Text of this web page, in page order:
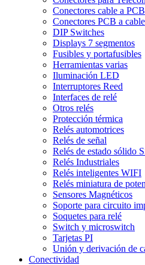
Conectores cable a PCB
Conectores PCB a cable
DIP Switches
Displays 7 segmentos
Fusibles y portafusibles
Herramientas varias
Iluminación LED
Interruptores Reed
Interfaces de relé
Otros relés
Protección térmica
Relés automotrices
Relés de señal
Relés de estado sólido
Relés Industriales
Relés inteligentes WIFI
Relés miniatura de
Sensores Magnéticos
Soporte para circuito
Soquetes para relé
Switch y microswitch
Tarjetas PI
Unión y derivación de
Conectividad